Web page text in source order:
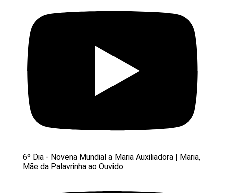
6º Dia - Novena Mundial a Maria Auxiliadora | Maria,
Mãe da Palavrinha ao Ouvido